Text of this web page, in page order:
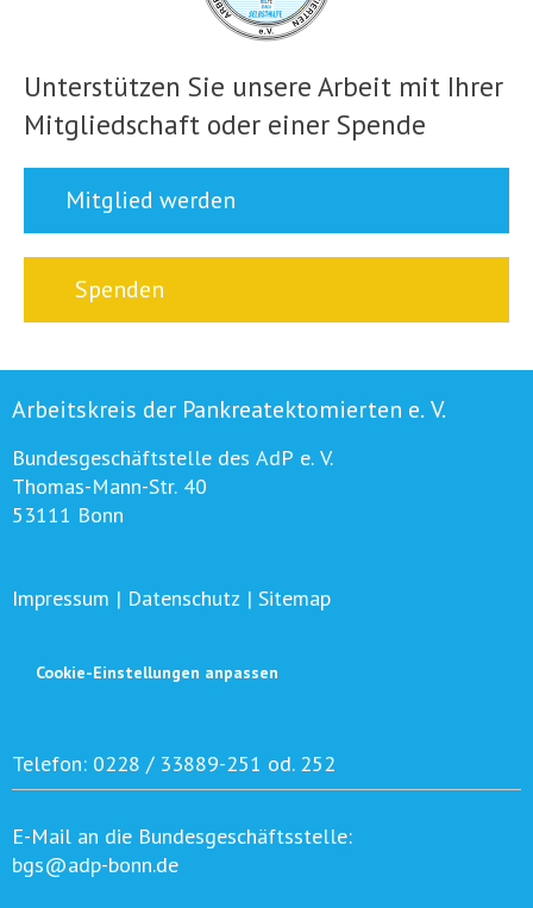
Unterstützen Sie unsere Arbeit mit Ihrer
Mitgliedschaft oder einer Spende
Mitglied werden
Spenden
Arbeitskreis der Pankreatektomierten e. V.
Bundesgeschäftstelle des AdP e. V.
Thomas-Mann-Str. 40
53111 Bonn
Impressum | Datenschutz | Sitemap
Cookie-Einstellungen anpassen
Telefon: 0228 / 33889-251 od. 252
E-Mail an die Bundesgeschäftsstelle:
bgs@adp-bonn.de